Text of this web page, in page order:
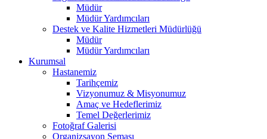
Müdür
Müdür Yardımcıları
Destek ve Kalite Hizmetleri Müdürlüğü
Müdür
Müdür Yardımcıları
Kurumsal
Hastanemiz
Tarihçemiz
Vizyonumuz & Misyonumuz
Amaç ve Hedeflerimiz
Temel Değerlerimiz
Fotoğraf Galerisi
Organizsayon Şeması